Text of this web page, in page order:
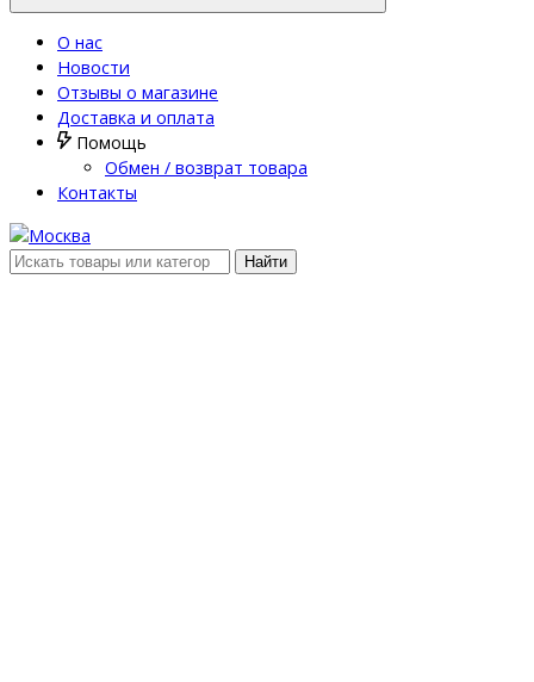
О нас
Новости
Отзывы о магазине
Доставка и оплата
Помощь
Обмен / возврат товара
Контакты
Найти